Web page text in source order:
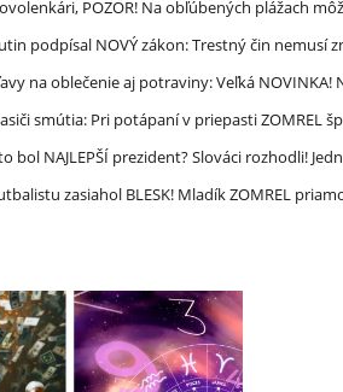
POZOR! Na obľúbených plážach
podpísal NOVÝ zákon: Trestný čin nemusí
na oblečenie aj potraviny: Veľká
smútia: Pri potápaní v priepasti ZOMREL
bol NAJLEPŠÍ prezident? Slováci rozhodli!
zasiahol BLESK! Mladík ZOMREL